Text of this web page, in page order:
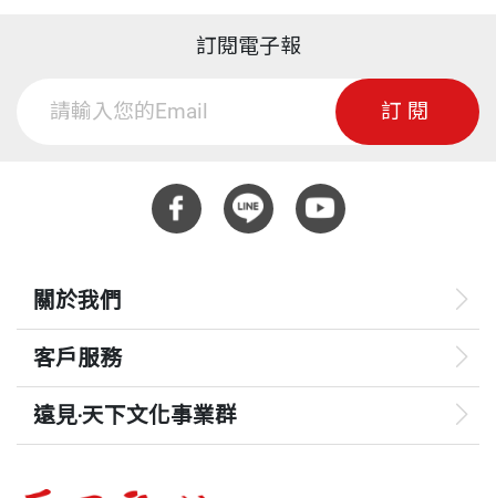
訂閱電子報
訂閱
關於我們
客戶服務
遠見‧天下文化事業群